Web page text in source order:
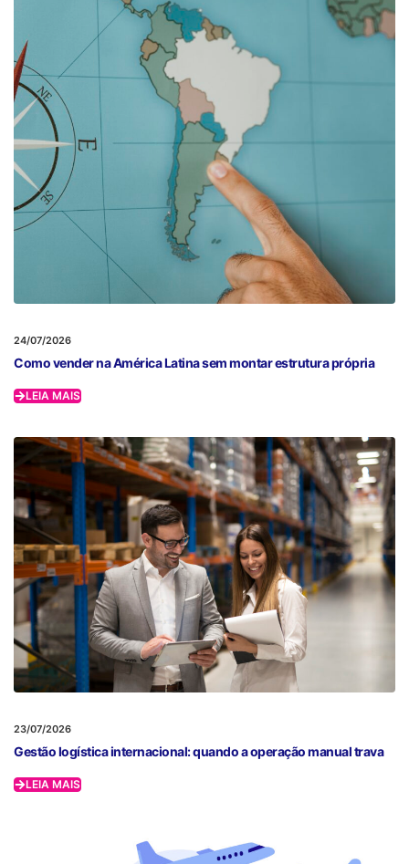
24/07/2026
Como vender na América Latina sem montar estrutura própria
LEIA MAIS
23/07/2026
Gestão logística internacional: quando a operação manual trava
LEIA MAIS